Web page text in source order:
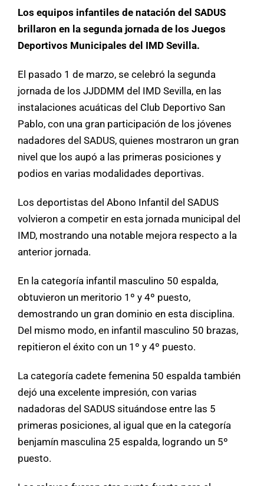
Los equipos infantiles de natación del SADUS
brillaron en la segunda jornada de los Juegos
Deportivos Municipales del IMD Sevilla.
El pasado 1 de marzo, se celebró la segunda
jornada de los JJDDMM del IMD Sevilla, en las
instalaciones acuáticas del Club Deportivo San
Pablo, con una gran participación de los jóvenes
nadadores del SADUS, quienes mostraron un gran
nivel que los aupó a las primeras posiciones y
podios en varias modalidades deportivas.
Los deportistas del Abono Infantil del SADUS
volvieron a competir en esta jornada municipal del
IMD, mostrando una notable mejora respecto a la
anterior jornada.
En la categoría infantil masculino 50 espalda,
obtuvieron un meritorio 1º y 4º puesto,
demostrando un gran dominio en esta disciplina.
Del mismo modo, en infantil masculino 50 brazas,
repitieron el éxito con un 1º y 4º puesto.
La categoría cadete femenina 50 espalda también
dejó una excelente impresión, con varias
nadadoras del SADUS situándose entre las 5
primeras posiciones, al igual que en la categoría
benjamín masculina 25 espalda, logrando un 5º
puesto.